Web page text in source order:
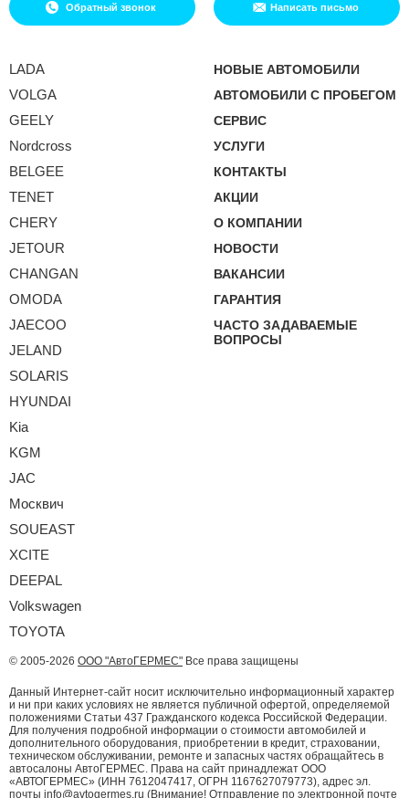
Обратный звонок Написать письмо
LADA
VOLGA
GEELY
Nordcross
BELGEE
TENET
CHERY
JETOUR
CHANGAN
OMODA
JAECOO
JELAND
SOLARIS
HYUNDAI
Kia
KGM
JAC
Москвич
SOUEAST
XCITE
DEEPAL
Volkswagen
TOYOTA
НОВЫЕ АВТОМОБИЛИ
АВТОМОБИЛИ С ПРОБЕГОМ
СЕРВИС
УСЛУГИ
КОНТАКТЫ
АКЦИИ
О КОМПАНИИ
НОВОСТИ
ВАКАНСИИ
ГАРАНТИЯ
ЧАСТО ЗАДАВАЕМЫЕ
ВОПРОСЫ
© 2005-2026 ООО "АвтоГЕРМЕС" Все права защищены
Данный Интернет-сайт носит исключительно информационный характер
и ни при каких условиях не является публичной офертой, определяемой
положениями Статьи 437 Гражданского кодекса Российской Федерации.
Для получения подробной информации о стоимости автомобилей и
дополнительного оборудования, приобретении в кредит, страховании,
техническом обслуживании, ремонте и запасных частях обращайтесь в
автосалоны АвтоГЕРМЕС. Права на сайт принадлежат ООО
«АВТОГЕРМЕС» (ИНН 7612047417, ОГРН 1167627079773), адрес эл.
почты info@avtogermes.ru (Внимание! Отправление по электронной почте